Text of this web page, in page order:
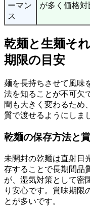
ーマン
ス
が多く価格対
乾麺と生麺そ
期限の目安
麺を長持ちさせて風味
法を知ることが不可欠
間も大きく変わるため
質で渡せるようにしま
乾麺の保存方法と
未開封の乾麺は直射日
存することで長期間品
が、湿気対策として密
り安心です。賞味期限
とが多いです。